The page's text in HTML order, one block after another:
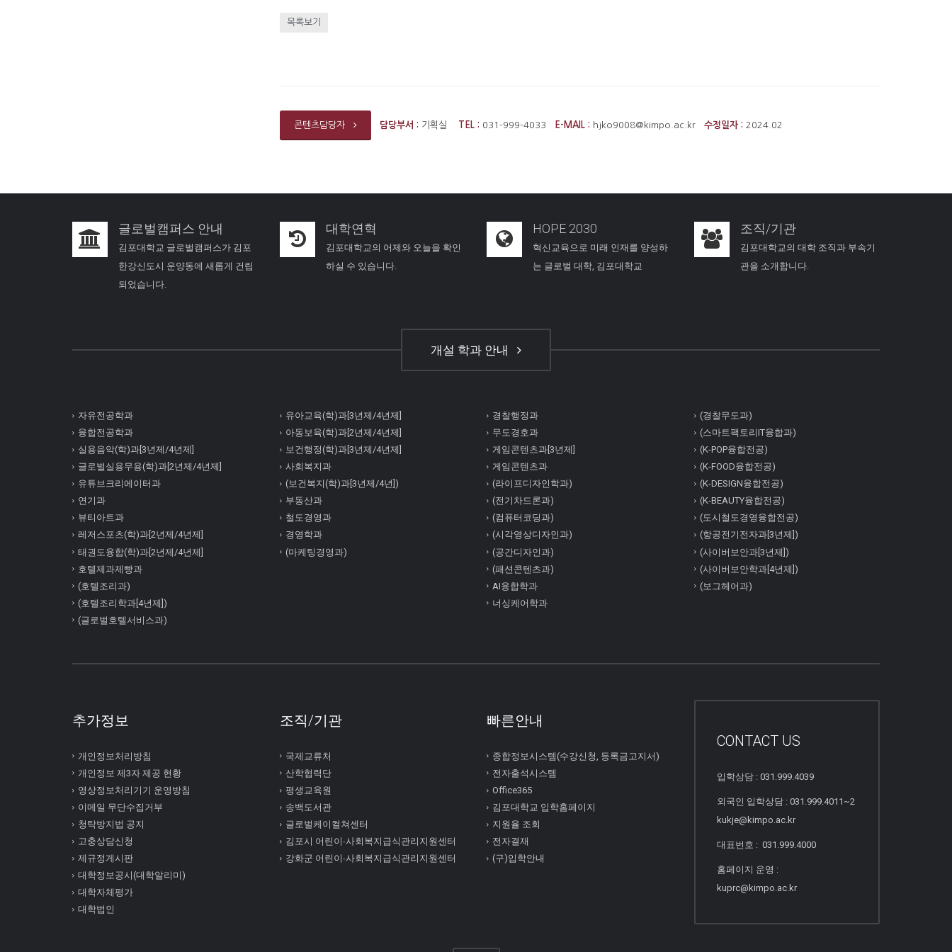
목록보기
콘텐츠담당자 담당부서 : 기획실 TEL : 031-999-4033 E-MAIL : hjko9008@kimpo.ac.kr 수정일자 : 2024.02
글로벌캠퍼스 안내
김포대학교 글로벌캠퍼스가 김포
한강신도시 운양동에 새롭게 건립
되었습니다.
대학연혁
김포대학교의 어제와 오늘을 확인
하실 수 있습니다.
HOPE 2030
혁신교육으로 미래 인재를 양성하
는 글로벌 대학, 김포대학교
조직/기관
김포대학교의 대학 조직과 부속기
관을 소개합니다.
개설 학과 안내
자유전공학과
융합전공학과
실용음악(학)과[3년제/4년제]
글로벌실용무용(학)과[2년제/4년제]
유튜브크리에이터과
연기과
뷰티아트과
레저스포츠(학)과[2년제/4년제]
태권도융합(학)과[2년제/4년제]
호텔제과제빵과
(호텔조리과)
(호텔조리학과[4년제])
(글로벌호텔서비스과)
유아교육(학)과[3년제/4년제]
아동보육(학)과[2년제/4년제]
보건행정(학)과[3년제/4년제]
사회복지과
(보건복지(학)과[3년제/4년])
부동산과
철도경영과
경영학과
(마케팅경영과)
경찰행정과
무도경호과
게임콘텐츠과[3년제]
게임콘텐츠과
(라이프디자인학과)
(전기차드론과)
(컴퓨터코딩과)
(시각영상디자인과)
(공간디자인과)
(패션콘텐츠과)
AI융합학과
너싱케어학과
(경찰무도과)
(스마트팩토리IT융합과)
(K-POP융합전공)
(K-FOOD융합전공)
(K-DESIGN융합전공)
(K-BEAUTY융합전공)
(도시철도경영융합전공)
(항공전기전자과[3년제])
(사이버보안과[3년제])
(사이버보안학과[4년제])
(보그헤어과)
추가정보
개인정보처리방침
개인정보 제3자 제공 현황
영상정보처리기기 운영방침
이메일 무단수집거부
청탁방지법 공지
고충상담신청
제규정게시판
대학정보공시(대학알리미)
대학자체평가
대학법인
조직/기관
국제교류처
산학협력단
평생교육원
송백도서관
글로벌케이컬쳐센터
김포시 어린이∙사회복지급식관리지원센터
강화군 어린이∙사회복지급식관리지원센터
빠른안내
종합정보시스템(수강신청, 등록금고지서)
전자출석시스템
Office365
김포대학교 입학홈페이지
지원율 조회
전자결재
(구)입학안내
CONTACT US
입학상담 : 031.999.4039
외국인 입학상담 : 031.999.4011~2
kukje@kimpo.ac.kr
대표번호 : 031.999.4000
홈페이지 운영 :
kuprc@kimpo.ac.kr